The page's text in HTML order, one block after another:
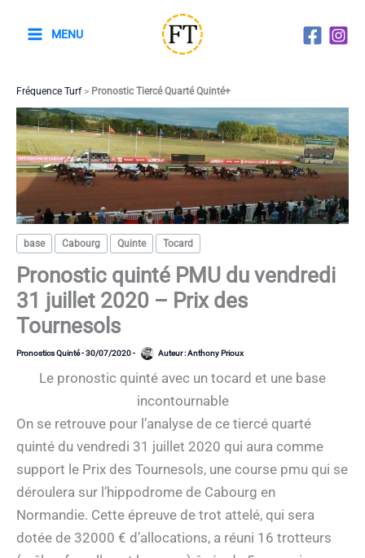
MENU
Fréquence Turf> Pronostic Tiercé Quarté Quinté+
base Cabourg Quinte Tocard
Pronostic quinté PMU du vendredi
31 juillet 2020 – Prix des
Tournesols
Pronostics Quinté-30/07/2020- Auteur :Anthony Prioux
Le pronostic quinté avec un tocard et une base
incontournable
On se retrouve pour l’analyse de ce tiercé quarté
quinté du vendredi 31 juillet 2020 qui aura comme
support le Prix des Tournesols, une course pmu qui se
déroulera sur l’hippodrome de Cabourg en
Normandie. Cette épreuve de trot attelé, qui sera
dotée de 32000 € d’allocations, a réuni 16 trotteurs